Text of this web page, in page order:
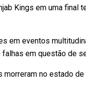
Kings em uma final
em eventos
em questão de
no estado